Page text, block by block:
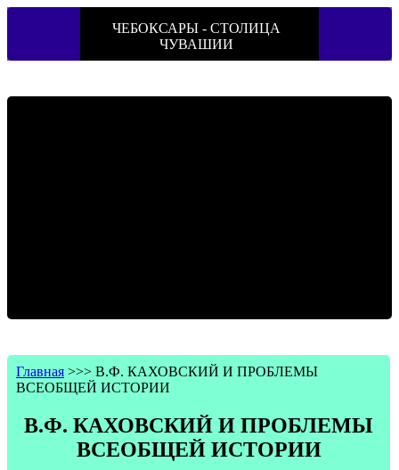
ЧЕБОКСАРЫ - СТОЛИЦА
ЧУВАШИИ
Главная >>> В.Ф. КАХОВСКИЙ И ПРОБЛЕМЫ
ВСЕОБЩЕЙ ИСТОРИИ
В.Ф. КАХОВСКИЙ И ПРОБЛЕМЫ
ВСЕОБЩЕЙ ИСТОРИИ